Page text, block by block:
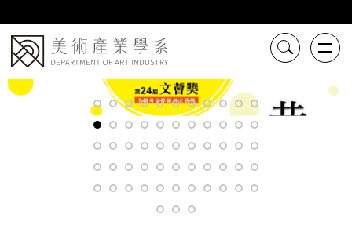
到
主
要
內
容